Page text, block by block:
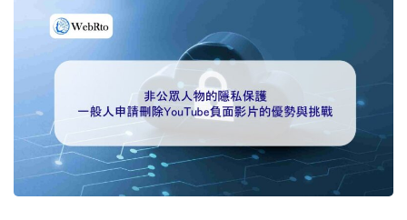
導性內容」正是應對這類攻擊的有力武器。本文將提供一套
完整、詳細且經過實證有效的檢舉策略，幫助你從發現問
題、蒐證、撰寫檢舉內容到後續追蹤，全面掌握刪除不實影
片的方法。 第一部分：理解什麼是「誤導性內容」—YouTu
be的政策基礎 1.1 YouTube對誤導性內容的官方定義 在展開
檢舉行動前，必須先清楚了解YouTube官方如何定義「誤導
性內容」。根據YouTube的社群準則，誤導性內容涵蓋範圍
廣泛，主要包括： 操縱媒體內容：指透過技術手段刻意改